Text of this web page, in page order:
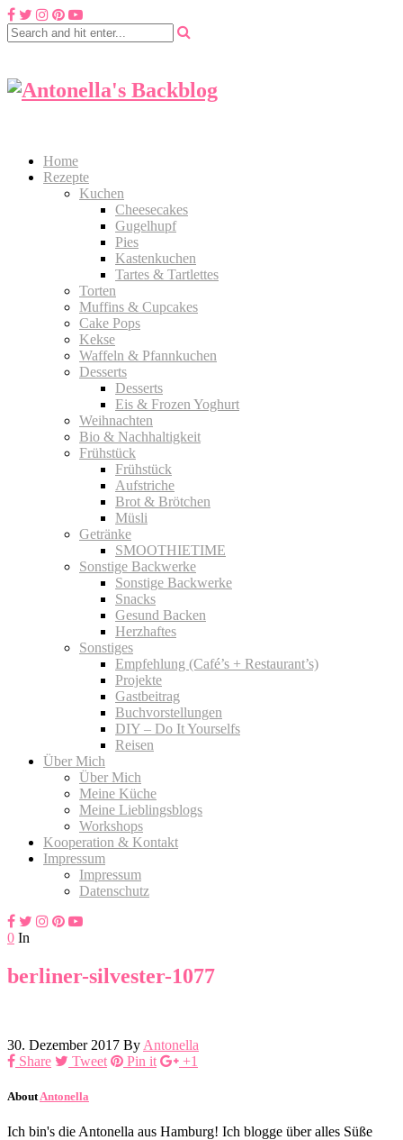
Home
Rezepte
Kuchen
Cheesecakes
Gugelhupf
Pies
Kastenkuchen
Tartes & Tartlettes
Torten
Muffins & Cupcakes
Cake Pops
Kekse
Waffeln & Pfannkuchen
Desserts
Desserts
Eis & Frozen Yoghurt
Weihnachten
Bio & Nachhaltigkeit
Frühstück
Frühstück
Aufstriche
Brot & Brötchen
Müsli
Getränke
SMOOTHIETIME
Sonstige Backwerke
Sonstige Backwerke
Snacks
Gesund Backen
Herzhaftes
Sonstiges
Empfehlung (Café’s + Restaurant’s)
Projekte
Gastbeitrag
Buchvorstellungen
DIY – Do It Yourselfs
Reisen
Über Mich
Über Mich
Meine Küche
Meine Lieblingsblogs
Workshops
Kooperation & Kontakt
Impressum
Impressum
Datenschutz
0 In
berliner-silvester-1077
30. Dezember 2017 By Antonella
Share
Tweet Pin it +1
About Antonella
Ich bin's die Antonella aus Hamburg! Ich blogge über alles Süße